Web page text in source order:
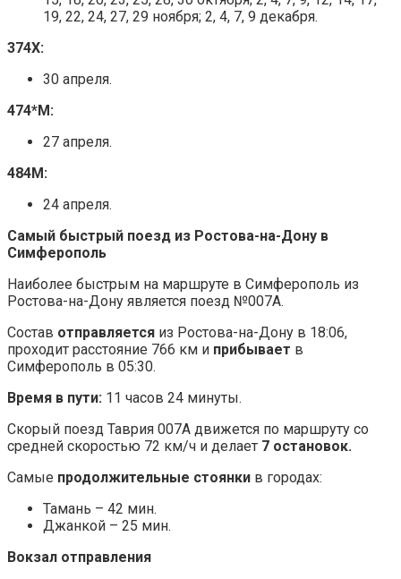
19, 22, 24, 27, 29 ноября; 2, 4, 7, 9 декабря.
374Х:
30 апреля.
474*М:
27 апреля.
484М:
24 апреля.
Самый быстрый поезд из Ростова-на-Дону в
Симферополь
Наиболее быстрым на маршруте в Симферополь из
Ростова-на-Дону является поезд №007А.
Состав отправляется из Ростова-на-Дону в 18:06,
проходит расстояние 766 км и прибывает в
Симферополь в 05:30.
Время в пути: 11 часов 24 минуты.
Скорый поезд Таврия 007А движется по маршруту со
средней скоростью 72 км/ч и делает 7 остановок.
Самые продолжительные стоянки в городах:
Тамань – 42 мин.
Джанкой – 25 мин.
Вокзал отправления